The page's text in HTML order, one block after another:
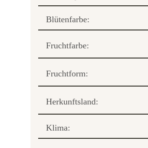
Blütenfarbe:
Fruchtfarbe:
Fruchtform:
Herkunftsland:
Klima: